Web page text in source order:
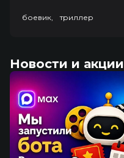
боевик, триллер
Новости и акции